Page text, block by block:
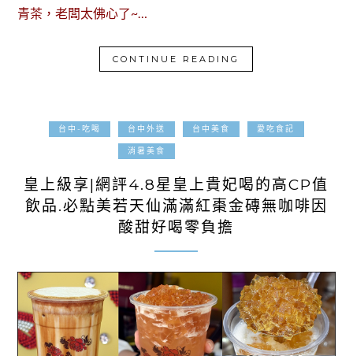
青茶，老闆太佛心了~…
CONTINUE READING
台中-吃喝 台中外送 台中美食 愛吃食記
消暑美食
皇上級享|網評4.8星皇上貴妃喝的高CP值
飲品.必點美若天仙滿滿紅棗金磚無咖啡因
酸甜好喝零負擔